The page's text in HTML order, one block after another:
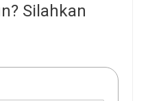
Silahkan